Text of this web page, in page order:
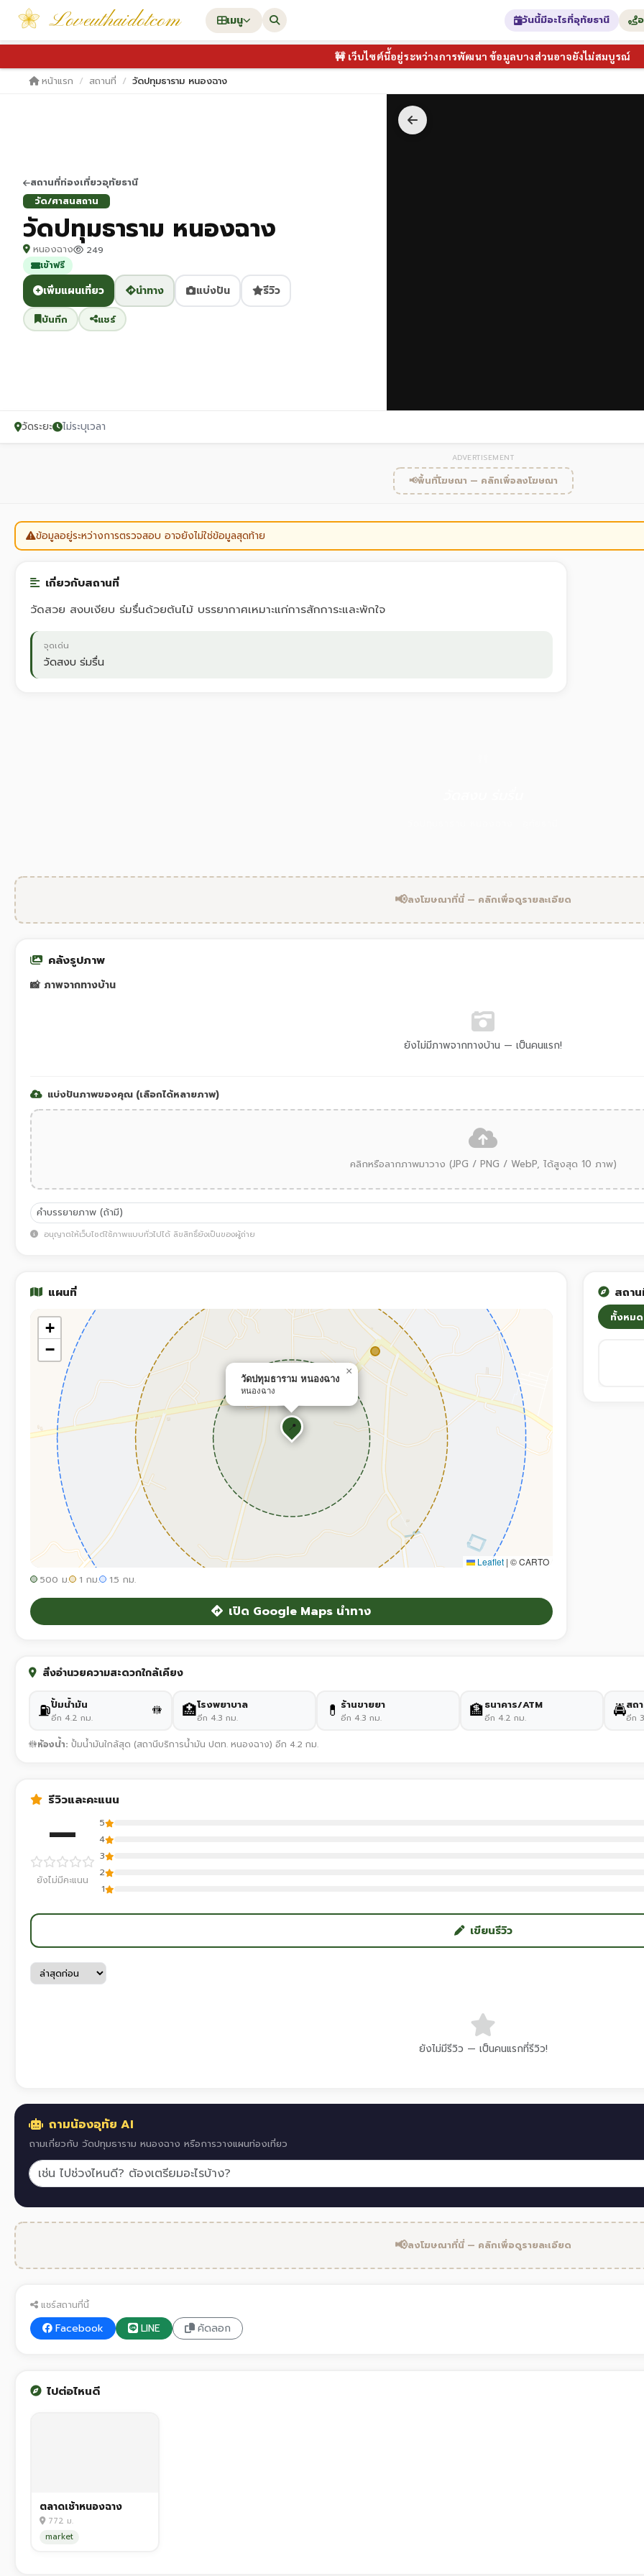
🚧 เว็บไซต์นี้อยู่ระหว่างการพัฒนา ข้อมูลบางส่วนอาจยังไม่สมบูรณ์
Loveuthaidotcom เมนู วันนี้มีอะไรที่อุทัยธานี
หน้าแรก สถานที่ วัดปทุมธาราม หนองฉาง
สถานที่ท่องเที่ยวอุทัยธานี
วัด/ศาสนสถาน
วัดปทุมธาราม หนองฉาง
หนองฉาง 249
เข้าฟรี
เพิ่มแผนเที่ยว นำทาง แบ่งปัน รีวิว
บันทึก แชร์
วัดระยะ ไม่ระบุเวลา
ADVERTISEMENT
📢พื้นที่โฆษณา — คลิกเพื่อลงโฆษณา
ข้อมูลอยู่ระหว่างการตรวจสอบ อาจยังไม่ใช่ข้อมูลสุดท้าย
เกี่ยวกับสถานที่
วัดสวย สงบเงียบ ร่มรื่นด้วยต้นไม้ บรรยากาศเหมาะแก่การสักการะและพักใจ
จุดเด่น
วัดสงบ ร่มรื่น
📢ลงโฆษณาที่นี่ — คลิกเพื่อดูรายละเอียด
คลังรูปภาพ
📸 ภาพจากทางบ้าน
ยังไม่มีภาพจากทางบ้าน — เป็นคนแรก!
แบ่งปันภาพของคุณ (เลือกได้หลายภาพ)
คลิกหรือลากภาพมาวาง (JPG / PNG / WebP, ได้สูงสุด 10 ภาพ)
อนุญาตให้เว็บไซต์ใช้ภาพแบบทั่วไปได้ ลิขสิทธิ์ยังเป็นของผู้ถ่าย
แผนที่
📍
วัดปทุมธาราม หนองฉาง
หนองฉาง
×
+
−
Leaflet | © CARTO
500 ม. 1 กม. 1.5 กม.
เปิด Google Maps นำทาง
สถา
ทั้งหมด
สิ่งอำนวยความสะดวกใกล้เคียง
⛽ปั้มน้ำมัน
อีก 4.2 กม. 🚻 🏥โรงพยาบาล
อีก 4.3 กม. 💊 ร้านขายยา
อีก 4.3 กม. 🏦ธนาคาร/ATM
อีก 4.2 กม. 🚔สถ
อีก
🚻ห้องน้ำ: ปั้มน้ำมันใกล้สุด (สถานีบริการน้ำมัน ปตท. หนองฉาง) อีก 4.2 กม.
รีวิวและคะแนน
—
ยังไม่มีคะแนน
5
4
3
2
1
เขียนรีวิว
ยังไม่มีรีวิว — เป็นคนแรกที่รีวิว!
ถามน้องอุทัย AI
ถามเกี่ยวกับ วัดปทุมธาราม หนองฉาง หรือการวางแผนท่องเที่ยว
📢ลงโฆษณาที่นี่ — คลิกเพื่อดูรายละเอียด
แชร์สถานที่นี้
Facebook LINE คัดลอก
ไปต่อไหนดี
ตลาดเช้าหนองฉาง
772 ม.
market